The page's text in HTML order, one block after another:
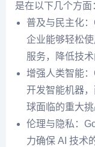
是在以下几个方面
普及与民主化
企业能够轻松
服务，降低技术
增强人类智能
开发智能机器
球面临的重大
伦理与隐私：
力确保 AI 技术